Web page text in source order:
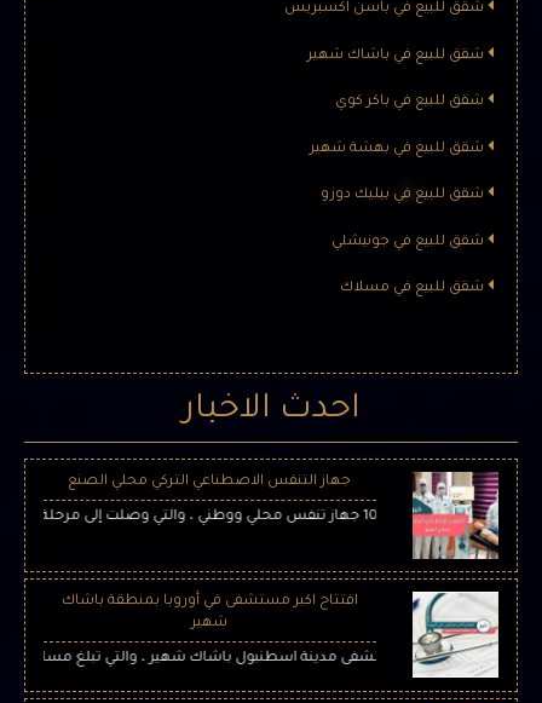
شقق للبيع في باسن اكسبريس
شقق للبيع في باشاك شهير
شقق للبيع في باكر كوي
شقق للبيع في بهشة شهير
شقق للبيع في بيليك دوزو
شقق للبيع في جونيشلي
شقق للبيع في مسلاك
احدث الاخبار
جهاز التنفس الاصطناعي التركي محلي الصنع
تنفس محلي ووطني ، والتي وصلت إلى مرحلة الإنتاج الضخم بعمل 4 شركات تركية
افتتاح اكبر مستشفى في أوروبا بمنطقة باشاك
شهير
الأولى من مستشفى مدينة اسطنبول باشاك شهير ، والتي تبلغ مساحته الداخلية حوالي